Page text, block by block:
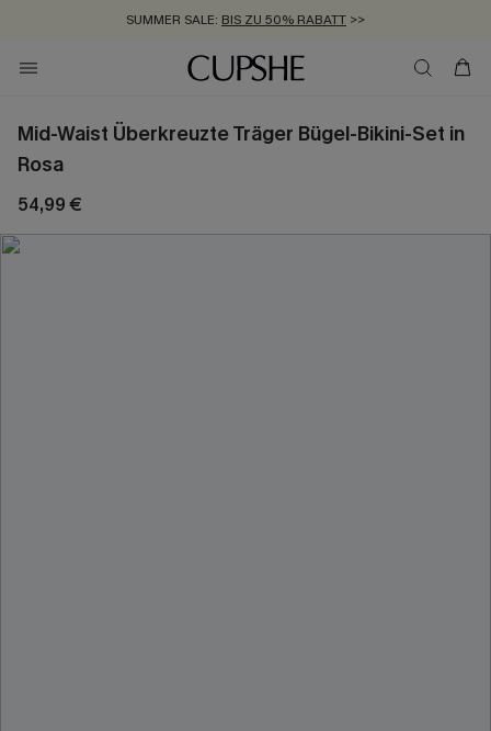
SUMMER SALE: BIS ZU 50% RABATT >>
ZUM NEWSLETTER:BIS ZU -20% EXTRA ERHALTEN
KOSTENLOSER VERSAND AB 89 €
Mid-Waist Überkreuzte Träger Bügel-Bikini-Set in
Rosa
54,99 €